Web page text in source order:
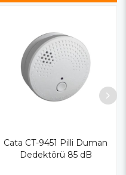
Cata CT-9451 Pilli Duman
Dedektörü 85 dB